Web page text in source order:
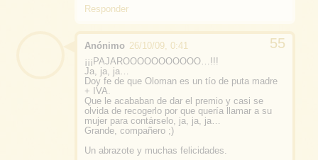
Responder
Anónimo 26/10/09, 0:41
¡¡¡PAJAROOOOOOOOOOO…!!!
Ja, ja, ja…
Doy fe de que Oloman es un tío de puta madre
+ IVA.
Que le acababan de dar el premio y casi se
olvida de recogerlo por que quería llamar a su
mujer para contárselo, ja, ja, ja…
Grande, compañero ;)
Un abrazote y muchas felicidades.